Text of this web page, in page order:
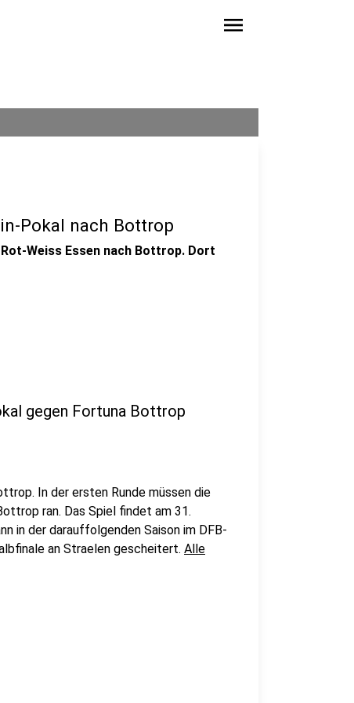
menu
Pokal nach Bottrop
Weiss Essen nach Bottrop. Dort
gegen Fortuna Bottrop
In der ersten Runde müssen die
ran. Das Spiel findet am 31.
in der darauffolgenden Saison im DFB-
an Straelen gescheitert. Alle